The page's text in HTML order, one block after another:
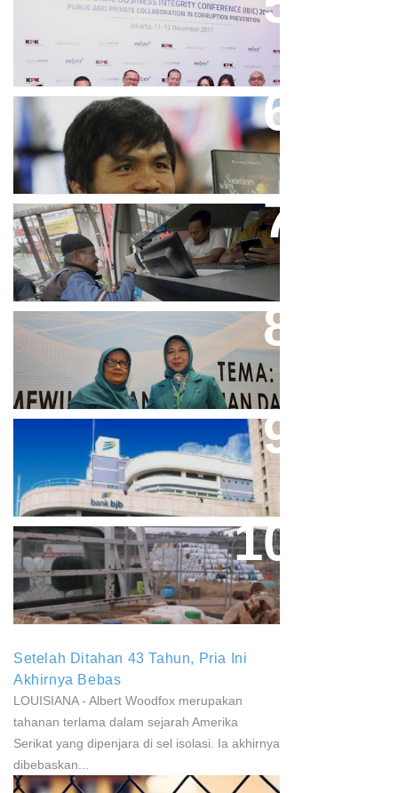
Keren, Bank BJB Kantongi
Puluhan Penghargaan Sepanjang
2017
Dicibir Di Medsos, Manny
Pacquiao Tegaskan Pendirian
Tolak LGBT
Bjb T Samsat Manjakan Nasabah
Dalam Bayar Pajak Kendaraan
Perpres No.99/2017 Bisa Jadi
Acuan Semangat Pengabdian
Aher Minta Pemerintah Pusat
Masukan Kembali BJB Sebagai
Penyalur KUR
Paparan Pestisida Sebabkan
Parkinson Dan Kanker
Setelah Ditahan 43 Tahun, Pria Ini
Akhirnya Bebas
LOUISIANA - Albert Woodfox merupakan
tahanan terlama dalam sejarah Amerika
Serikat yang dipenjara di sel isolasi. Ia akhirnya
dibebaskan...